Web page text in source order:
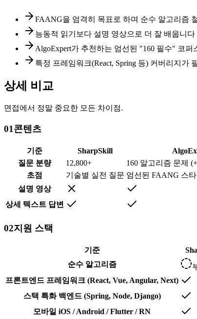
FAANG을 엄격히 목표로 하며 순수 알고리즘
능동적 읽기보다 설명 영상으로 더 잘 배웁니다
AlgoExpert가 추천하는 엄선된 "160 필수" 코퍼
특정 프레임워크(React, Spring 등) 커버리지가
상세 비교
면접에서 정말 중요한 모든 차이점.
01콘텐츠
기준 SharpSkill
질문 분량
12,800+
160 알고리즘 문제
초점
기술별 실전 질문 엄선된 FAANG 스
설명 영상
상세 텍스트 답변
02지원 스택
기준
순수 알고리즘
프론트엔드 프레임워크 (React, Vue, Angular, Next)
스택 특화 백엔드 (Spring, Node, Django)
모바일 iOS / Android / Flutter / RN